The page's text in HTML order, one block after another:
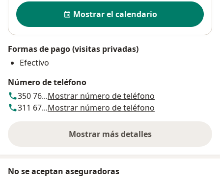
Disponibilidad
Mostrar el calendario
Formas de pago (visitas privadas)
Efectivo
Número de teléfono
350 76...Mostrar número de teléfono
311 67...Mostrar número de teléfono
Mostrar más detalles
sobre la dirección
No se aceptan aseguradoras